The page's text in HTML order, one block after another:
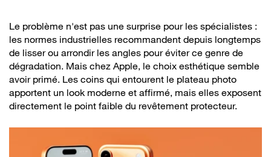
Le problème n'est pas une surprise pour les spécialistes :
les normes industrielles recommandent depuis longtemps
de lisser ou arrondir les angles pour éviter ce genre de
dégradation. Mais chez Apple, le choix esthétique semble
avoir primé. Les coins qui entourent le plateau photo
apportent un look moderne et affirmé, mais elles exposent
directement le point faible du revêtement protecteur.